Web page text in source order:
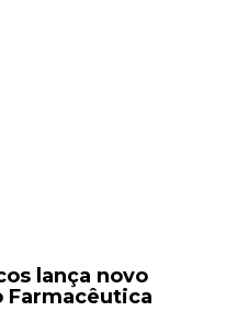
lança novo
Farmacêutica